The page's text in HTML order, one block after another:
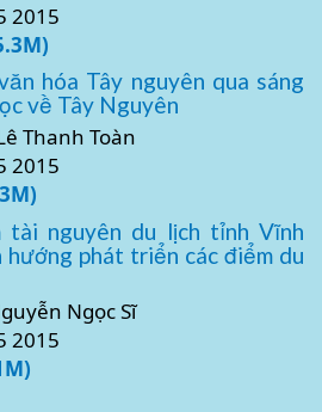
2015
hóa Tây nguyên qua sáng
về Tây Nguyên
Thanh Toàn
2015
tài nguyên du lịch tỉnh Vĩnh
hướng phát triển các điểm du
Ngọc Sĩ
2015